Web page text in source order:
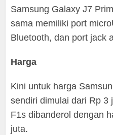
Samsung Galaxy J7
sama memiliki port
Bluetooth, dan port jack
Harga
Kini untuk harga
sendiri dimulai dari Rp 3
F1s dibanderol dengan
juta.